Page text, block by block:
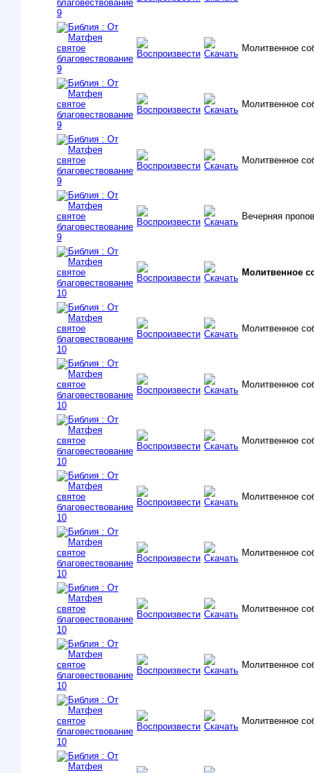
Молитвенное
Молитвенное
Молитвенное
Вечерняя
Молитвенное
Молитвенное
Молитвенное
Молитвенное
Молитвенное
Молитвенное
Молитвенное
Молитвенное
Молитвенное